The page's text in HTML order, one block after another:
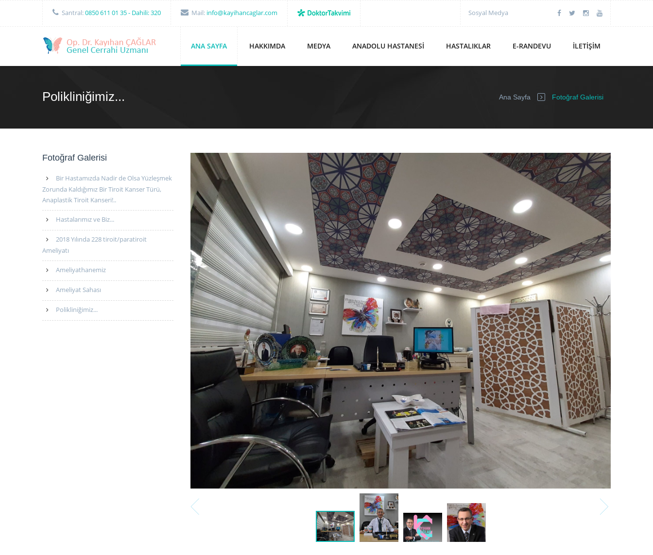
Santral:0850 611 01 35- Dahili: 320 Mail: info@kayihancaglar.com Sosyal Medya
ANA SAYFA HAKKIMDA MEDYA ANADOLU HASTANESI HASTALIKLAR E-RANDEVU İLETIŞIM
Polikliniğimiz... Ana Sayfa Fotoğraf Galerisi
Fotoğraf Galerisi
Bir Hastamızda Nadir de Olsa Yüzleşmek
Zorunda Kaldığımız Bir Tiroit Kanser Türü,
Anaplastik Tiroit Kanseri!..
Hastalarımız ve Biz...
2018 Yılında 228 tiroit/paratiroit
Ameliyatı
Ameliyathanemiz
Ameliyat Sahası
Polikliniğimiz...